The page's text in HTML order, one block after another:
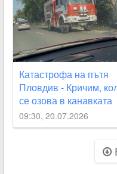
Катастрофа на пътя
Пловдив - Кричим,
се озова в канавката
09:30, 20.07.2026